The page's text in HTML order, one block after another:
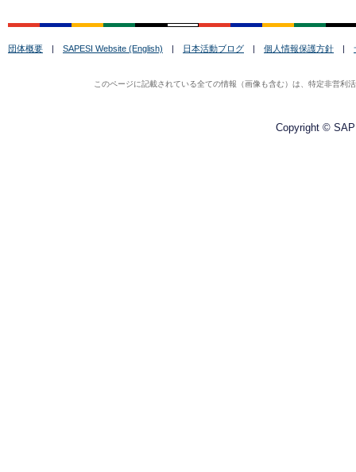
団体概要 | SAPESI Website (English) | 日本活動ブログ | 個人情報保護方針 |
このページに記載されている全ての情報（画像も含む）は、特定非営
Copyright ©